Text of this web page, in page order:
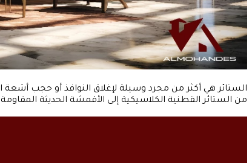
الستائر هي أكثر من مجرد وسيلة لإغلاق النوافذ أو حجب
من الستائر القطنية الكلاسيكية إلى الأقمشة الحديثة